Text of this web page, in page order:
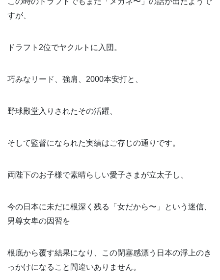
すが、
ドラフト2位でヤクルトに入団。
巧みなリード、強肩、2000本安打と、
野球殿堂入りされたその活躍、
そして監督になられた実績はご存じの通りです。
両陛下のお子様で素晴らしい愛子さまが立太子し、
今の日本に未だに根深く残る「女だから〜」という迷信、
男尊女卑の因習を
根底から覆す結果になり、この閉塞感漂う日本の浮上のき
っかけになること間違いありません。